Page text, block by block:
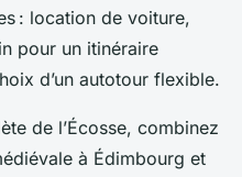
: location de voiture,
pour un itinéraire
d’un autotour flexible.
de l’Écosse, combinez
à Édimbourg et